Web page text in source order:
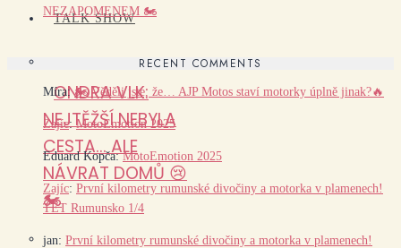
TALK SHOW
ONDRA VLK:
NEJTĚŽŠÍ NEBYLA
CESTA… ALE
NÁVRAT DOMŮ 😢
🏍️
NEZAPOMENEM 🏍️
RECENT COMMENTS
Míra:🏍️ Věděli jste, že… AJP Motos staví motorky úplně jinak?🔥
Zajíc:MotoEmotion 2025
Eduard Kopča:MotoEmotion 2025
Zajíc: První kilometry rumunské divočiny a motorka v plamenech!
TET Rumunsko 1/4
jan: První kilometry rumunské divočiny a motorka v plamenech!